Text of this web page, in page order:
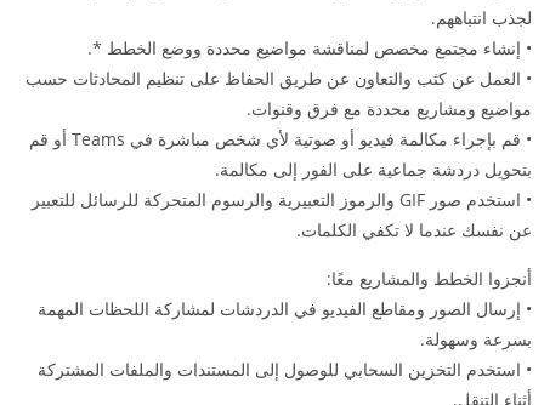
لجذب انتباههم.
• إنشاء مجتمع مخصص لمناقشة مواضيع محددة ووضع الخطط *.
• العمل عن كثب والتعاون عن طريق الحفاظ على تنظيم المحادثات حسب
مواضيع ومشاريع محددة مع فرق وقنوات.
• قم بإجراء مكالمة فيديو أو صوتية لأي شخص مباشرة في Teams أو قم
بتحويل دردشة جماعية على الفور إلى مكالمة.
• استخدم صور GIF والرموز التعبيرية والرسوم المتحركة للرسائل للتعبير
عن نفسك عندما لا تكفي الكلمات.
أنجزوا الخطط والمشاريع معًا:
• إرسال الصور ومقاطع الفيديو في الدردشات لمشاركة اللحظات المهمة
بسرعة وسهولة.
• استخدم التخزين السحابي للوصول إلى المستندات والملفات المشتركة
أثناء التنقل.